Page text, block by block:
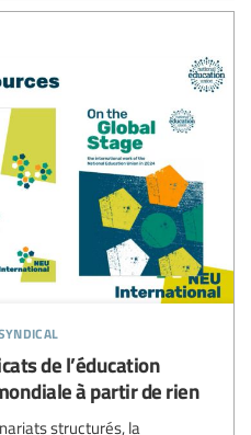
de l’éducation
à partir de rien
structurés, la